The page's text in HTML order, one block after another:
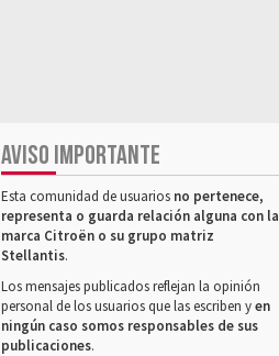
AVISO IMPORTANTE
Esta comunidad de usuarios no pertenece,
representa o guarda relación alguna con la
marca Citroën o su grupo matriz
Stellantis.
Los mensajes publicados reflejan la opinión
personal de los usuarios que las escriben yen
ningún caso somos responsables de sus
publicaciones.